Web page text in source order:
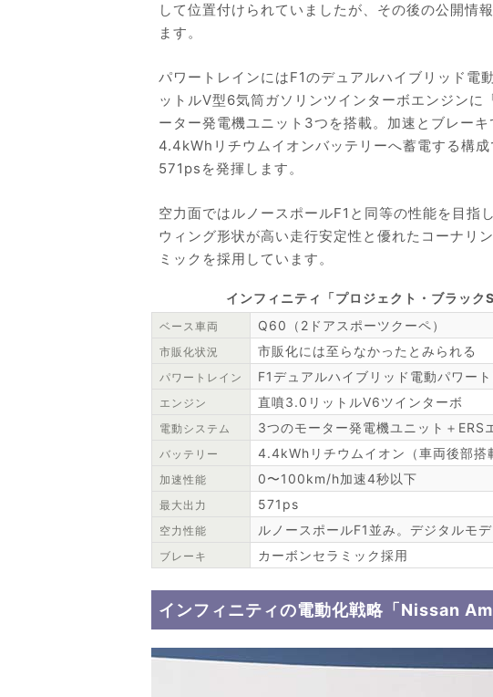
して位置付けられていましたが、その後の公開情
ます。
パワートレインにはF1のデュアルハイブリッド電
ットルV型6気筒ガソリンツインターボエンジンに
ーター発電機ユニット3つを搭載。加速とブレー
4.4kWhリチウムイオンバッテリーへ蓄電する構
571psを発揮します。
空力面ではルノースポールF1と同等の性能を目指
ウィング形状が高い走行安定性と優れたコーナリ
ミックを採用しています。
インフィニティ「プロジェクト・ブラック
ベース車両 Q60（2ドアスポーツクーペ）
市販化状況 市販化には至らなかったとみられる
パワートレイン F1デュアルハイブリッド電動パワー
エンジン 直噴3.0リットルV6ツインターボ
電動システム 3つのモーター発電機ユニット＋ERS
バッテリー 4.4kWhリチウムイオン（車両後部搭
加速性能 0〜100km/h加速4秒以下
最大出力 571ps
空力性能 ルノースポールF1並み。デジタルモ
ブレーキ カーボンセラミック採用
インフィニティの電動化戦略「Nissan